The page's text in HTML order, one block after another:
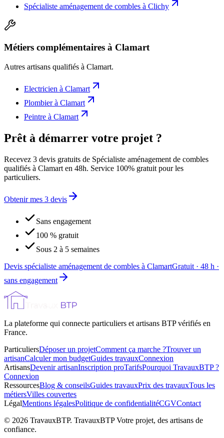
Spécialiste aménagement de combles à Clichy
Métiers complémentaires à Clamart
Autres artisans qualifiés à Clamart.
Electricien à Clamart
Plombierà Clamart
Peintre à Clamart
Prêt à démarrer votre projet ?
Recevez 3 devis gratuits de Spécialiste aménagement de combles
qualifiés à Clamart en 48h. Service 100% gratuit pour les
particuliers.
Obtenir mes 3 devis
Sans engagement
100 % gratuit
Sous 2 à 5 semaines
Devis spécialiste aménagement de combles à ClamartGratuit · 48 h ·
sans engagement
La plateforme qui connecte particuliers et artisans BTP vérifiés en
France.
ParticuliersDéposer un projetComment ça marche ?Trouver un
artisanCalculer mon budgetGuides travauxConnexion
ArtisansDevenir artisanInscription proTarifsPourquoi TravauxBTP ?
Connexion
RessourcesBlog & conseilsGuides travauxPrix des travauxTous les
métiersVilles couvertes
LégalMentions légalesPolitique de confidentialitéCGVContact
© 2026 TravauxBTP. TravauxBTP Votre projet, des artisans de
confiance.